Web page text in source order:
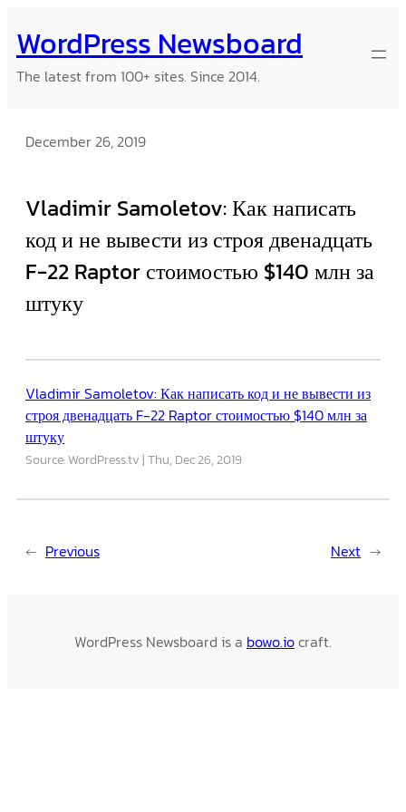
to
content
WordPress Newsboard
The latest from 100+ sites. Since 2014.
December 26, 2019
Vladimir Samoletov: Как написать
код и не вывести из строя двенадцать
F-22 Raptor стоимостью $140 млн за
штуку
Vladimir Samoletov: Как написать код и не вывести из
строя двенадцать F-22 Raptor стоимостью $140 млн за
штуку
Source: WordPress.tv Thu, Dec 26, 2019
← Previous Next →
WordPress Newsboard is a bowo.iocraft.